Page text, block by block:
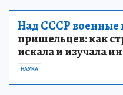
Над СССР военные
пришельцев: как
искала и изучала
НАУКА